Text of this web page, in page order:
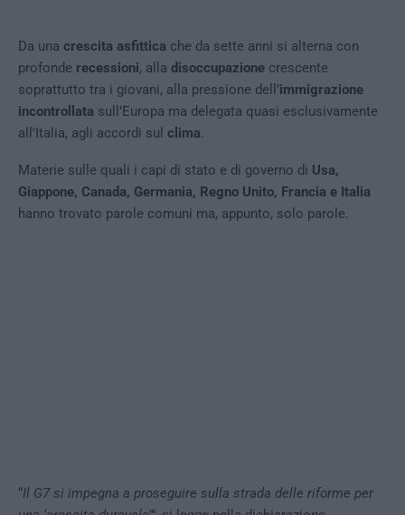
Da una crescita asfittica che da sette anni si alterna con
profonde recessioni, alla disoccupazione crescente
soprattutto tra i giovani, alla pressione dell’immigrazione
incontrollata sull’Europa ma delegata quasi esclusivamente
all’Italia, agli accordi sul clima.
Materie sulle quali i capi di stato e di governo di Usa,
Giappone, Canada, Germania, Regno Unito, Francia e Italia
hanno trovato parole comuni ma, appunto, solo parole.
“Il G7 si impegna a proseguire sulla strada delle riforme per